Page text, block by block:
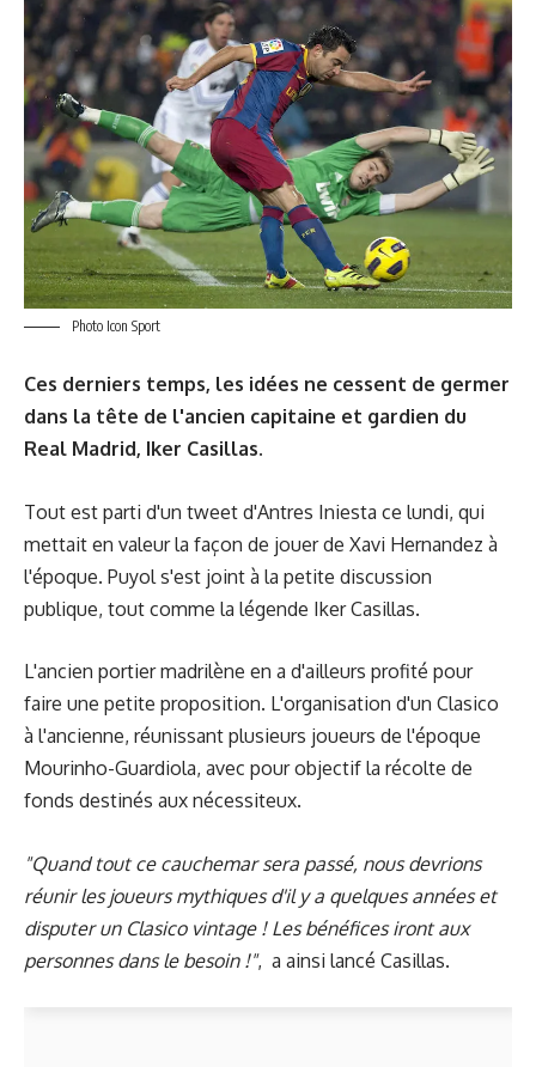
Photo Icon Sport
Ces derniers temps, les idées ne cessent de germer
dans la tête de l'ancien capitaine et gardien du
Real Madrid, Iker Casillas.
Tout est parti d'un tweet d'Antres Iniesta ce lundi, qui
mettait en valeur la façon de jouer de Xavi Hernandez à
l'époque. Puyol s'est joint à la petite discussion
publique, tout comme la légende Iker Casillas.
L'ancien portier madrilène en a d'ailleurs profité pour
faire une petite proposition. L'organisation d'un Clasico
à l'ancienne, réunissant plusieurs joueurs de l'époque
Mourinho-Guardiola, avec pour objectif la récolte de
fonds destinés aux nécessiteux.
"Quand tout ce cauchemar sera passé, nous devrions
réunir les joueurs mythiques d'il y a quelques années et
disputer un Clasico vintage ! Les bénéfices iront aux
personnes dans le besoin !", a ainsi lancé Casillas.